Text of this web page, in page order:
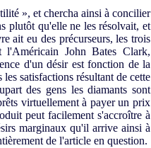
», et chercha ainsi à concilier
plutôt qu'elle ne les résolvait, et
ait eu des précurseurs, les trois
John Bates Clark,
d'un désir est fonction de la
satisfactions résultant de cette
des gens les diamants sont
virtuellement à payer un prix
peut facilement s'accroître à
marginaux qu'il arrive ainsi à
de l'article en question.